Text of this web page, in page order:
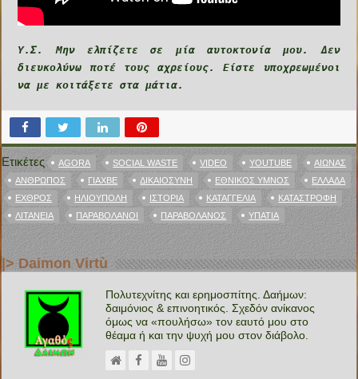
Υ.Σ. Μην ελπίζετε σε μία αυτοκτονία μου. Δεν
διευκολύνω ποτέ τους αχρείους. Είστε υποχρεωμένοι
να με κοιτάξετε στα μάτια.
Ετικέτες ‪AGORA‬ SOCIAL WASTE VIDEO YOUTUBE
ΑΙΏΝΑΣ
ΆΝΘΡΩΠΟΣ
ΓΙΑΧΒΈ ΔΙΚΑΙΟΣΎΝΗ ‪ΕΘΝΙΚΌΣ ΎΜΝΟΣ‬
ΕΛΛΆΔΑ
ΕΧΘΡΌΣ
ΗΛΙΟΎΠΟΛΗ ΙΣΤΟΡΊΑ ΚΑΤΑΓΓΕΛΊΑ
ΚΑΤΑΣΤΡΟΦΉ
ΛΙΤΑΝΕΊΑ
ΠΑΡΑΒΟΛΆΝΟΙ ΠΑΡΑΒΟΛΆΝΟΣ ΥΠΑΤΊΑ
|> Daimon Virtù
Πολυτεχνίτης και ερημοσπίτης. Δαήμων:
δαιμόνιος & επινοητικός. Σχεδόν ανίκανος
όμως να «πουλήσω» τον εαυτό μου στο
θέαμα ή και την ψυχή μου στον διάβολο.